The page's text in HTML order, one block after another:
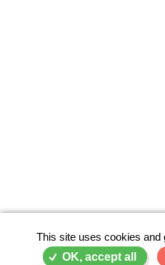
This site uses cookies and
OK, accept all